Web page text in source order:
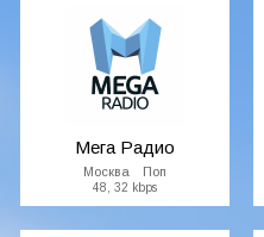
Мега Радио
Москва Поп
48, 32 kbps